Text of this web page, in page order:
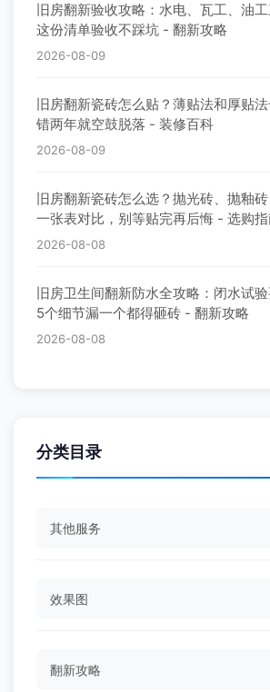
旧房翻新验收攻略：水电、瓦工、油
这份清单验收不踩坑 - 翻新攻略
2026-08-09
旧房翻新瓷砖怎么贴？薄贴法和厚贴
错两年就空鼓脱落 - 装修百科
2026-08-09
旧房翻新瓷砖怎么选？抛光砖、抛釉
一张表对比，别等贴完再后悔 - 选购
2026-08-08
旧房卫生间翻新防水全攻略：闭水试
5个细节漏一个都得砸砖 - 翻新攻略
2026-08-08
分类目录
其他服务
效果图
翻新攻略